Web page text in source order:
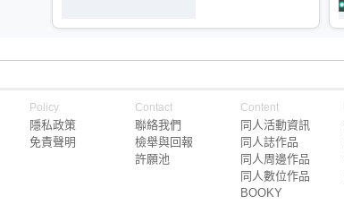
Policy
隱私政策
免責聲明
Contact
聯絡我們
檢舉與回報
許願池
Content
同人活動資訊
同人誌作品
同人周邊作品
同人數位作品
BOOKY